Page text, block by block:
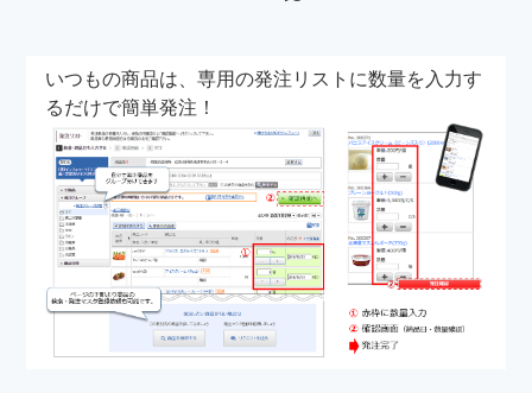
いつもの商品は、専用の発注リストに数量を入力す
るだけで簡単発注！